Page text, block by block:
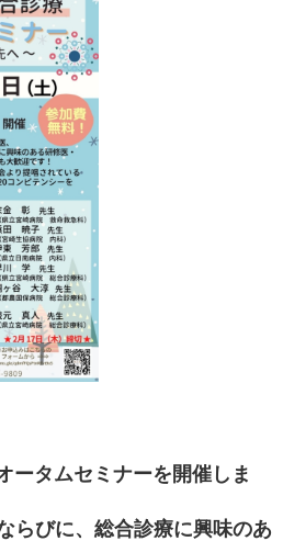
ータムセミナーを開催しま
らびに、総合診療に興味のあ